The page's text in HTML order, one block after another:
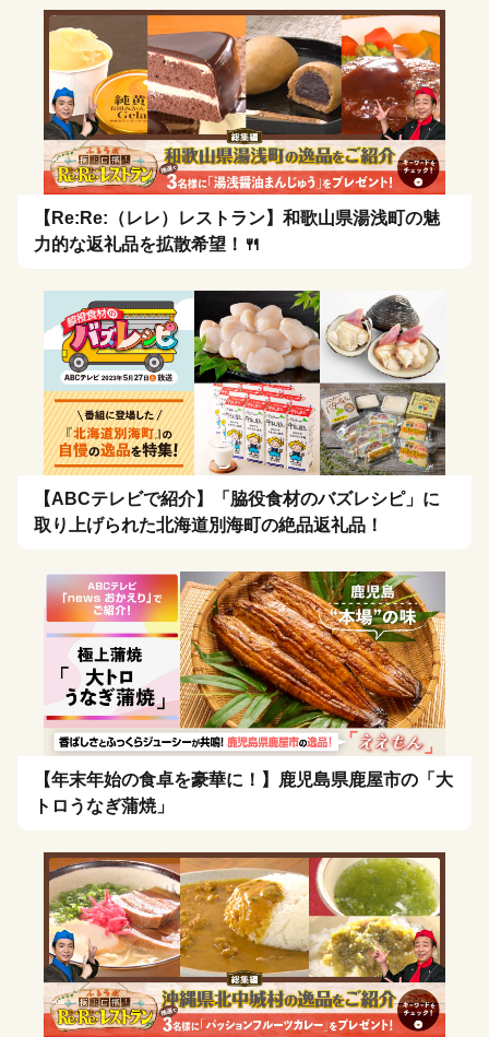
【Re:Re:（レレ）レストラン】和歌山県湯浅町の魅
力的な返礼品を拡散希望！🍴
【ABCテレビで紹介】「脇役食材のバズレシピ」に
取り上げられた北海道別海町の絶品返礼品！
【年末年始の食卓を豪華に！】鹿児島県鹿屋市の「大
トロうなぎ蒲焼」